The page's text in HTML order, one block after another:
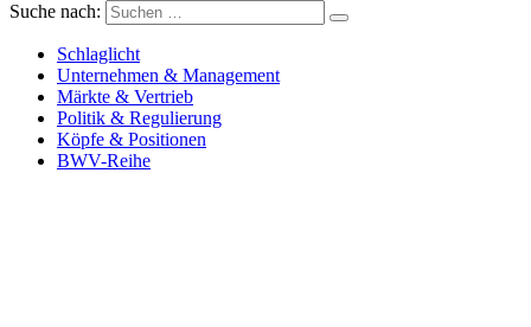
Versicherungswirtschaft-heute
Suche nach:
Schlaglicht
Unternehmen & Management
Märkte & Vertrieb
Politik & Regulierung
Köpfe & Positionen
BWV-Reihe